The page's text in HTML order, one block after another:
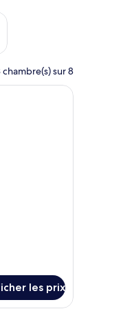
prochaine août
sur 8
fixé au mur
double | Minibar,
les prix